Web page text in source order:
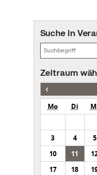
Suche in
Zeitraum
Mo Di
3
4 5
10
11
17
18